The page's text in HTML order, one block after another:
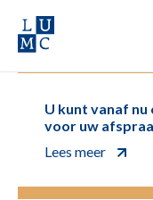
U kunt vanaf nu
voor uw
Lees meer